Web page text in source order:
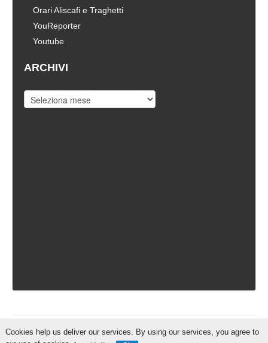
Orari Aliscafi e Traghetti
YouReporter
Youtube
ARCHIVI
IschiaReporter.it - Curato daPietro Coppa
Cookies help us deliver our services. By using our services, you agree to